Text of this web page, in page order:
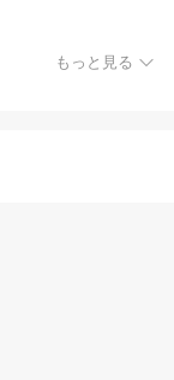
もっと見る